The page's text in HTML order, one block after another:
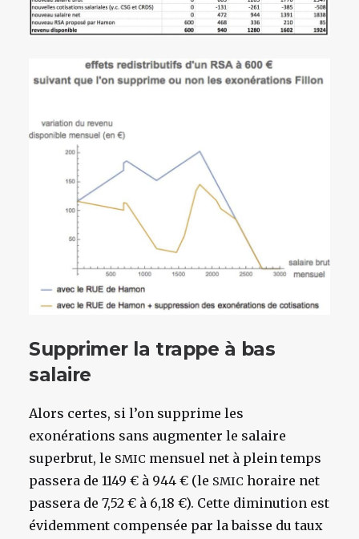
Supprimer la trappe à bas
salaire
Alors certes, si l’on supprime les
exonérations sans augmenter le salaire
superbrut, le SMIC mensuel net à plein temps
passera de 1149 € à 944 € (le SMIC horaire net
passera de 7,52 € à 6,18 €). Cette diminution est
évidemment compensée par la baisse du taux